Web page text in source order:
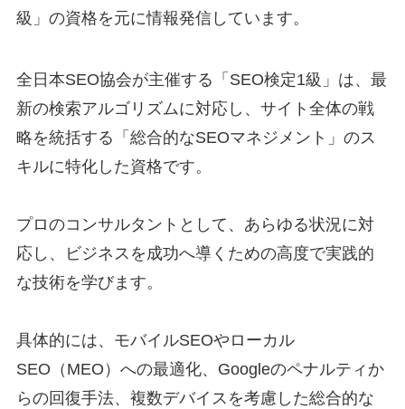
級」の資格を元に情報発信しています。
全日本SEO協会が主催する「SEO検定1級」は、最
新の検索アルゴリズムに対応し、サイト全体の戦
略を統括する「総合的なSEOマネジメント」のス
キルに特化した資格です。
プロのコンサルタントとして、あらゆる状況に対
応し、ビジネスを成功へ導くための高度で実践的
な技術を学びます。
具体的には、モバイルSEOやローカル
SEO（MEO）への最適化、Googleのペナルティか
らの回復手法、複数デバイスを考慮した総合的な